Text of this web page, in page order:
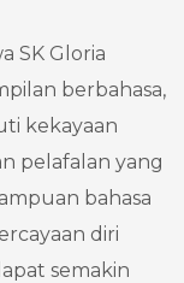
SK Gloria
berbahasa,
kekayaan
pelafalan yang
bahasa
diri
semakin